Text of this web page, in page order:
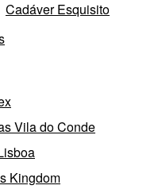
Cadáver Esquisito
Vila do Conde
Kingdom